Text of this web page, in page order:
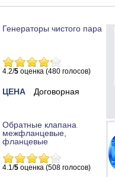
Генераторы чистого пара
4.2/5 оценка (480 голосов)
ЦЕНА Договорная
Обратные клапана
межфланцевые,
фланцевые
4.1/5 оценка (508 голосов)